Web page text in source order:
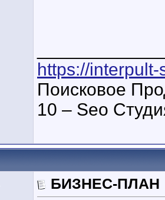
https://
Поисковое
10 – Seo
БИЗНЕС-ПЛАН